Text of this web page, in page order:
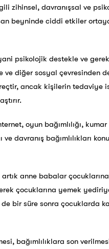
zihinsel, davranışsal ve
beyninde ciddi etkiler
psikolojik destekle ve
diğer sosyal çevresinden
ancak kişilerin tedaviye
oyun bağımlılığı,
davranış bağımlılıkları
anne babalar
çocuklarına yemek
bir süre sonra çocuklarda
bağımlılıklara son